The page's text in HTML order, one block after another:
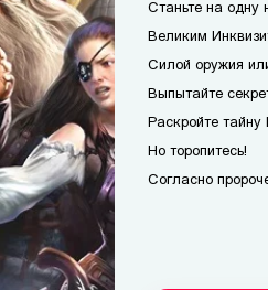
Станьте на одну
Великим
Силой оружия
Выпытайте
Раскройте
Но торопитесь!
Согласно